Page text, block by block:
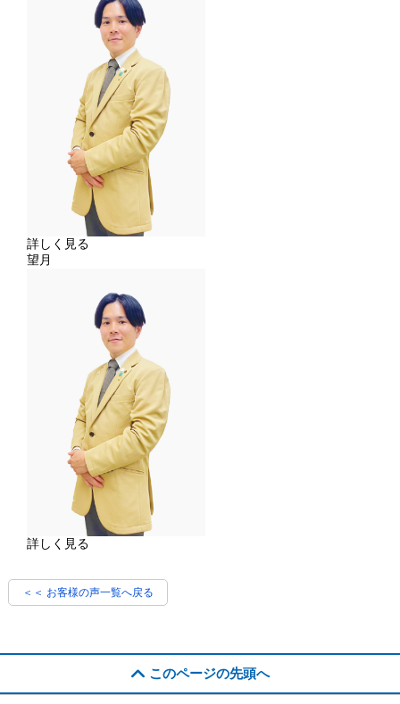
詳しく見る
望月
詳しく見る
＜＜ お客様の声一覧へ戻る
このページの先頭へ